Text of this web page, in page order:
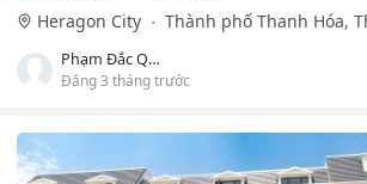
Heragon City
Thành phố Thanh Hóa,
Phạm Đắc Quang
Đăng 3 tháng trước